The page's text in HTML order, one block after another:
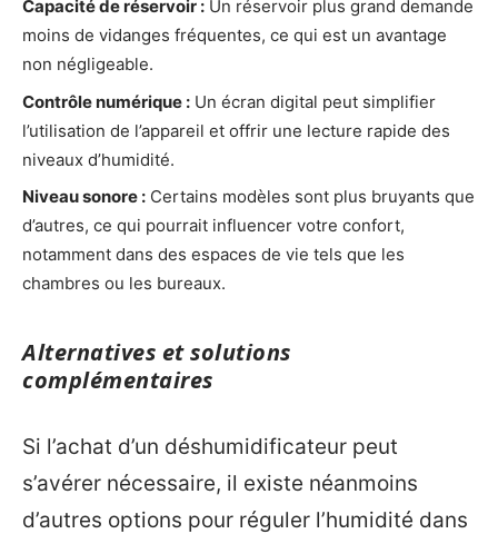
Capacité de réservoir : Un réservoir plus grand demande
moins de vidanges fréquentes, ce qui est un avantage
non négligeable.
Contrôle numérique : Un écran digital peut simplifier
l’utilisation de l’appareil et offrir une lecture rapide des
niveaux d’humidité.
Niveau sonore : Certains modèles sont plus bruyants que
d’autres, ce qui pourrait influencer votre confort,
notamment dans des espaces de vie tels que les
chambres ou les bureaux.
Alternatives et solutions
complémentaires
Si l’achat d’un déshumidificateur peut
s’avérer nécessaire, il existe néanmoins
d’autres options pour réguler l’humidité dans